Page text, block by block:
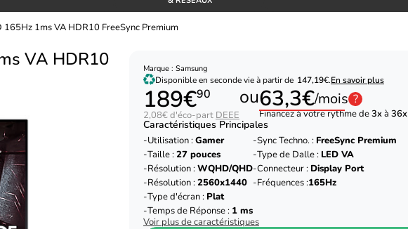
165Hz 1ms VA HDR10 FreeSync Premium
VA HDR10 Marque : Samsung
Disponible en seconde vie à partir de 147,19€.En savoir plus
189€90
2,08€ d'éco-part DEEE
ou63,3€/mois ?
Financez à votre rythme de3xà 36x
Caractéristiques Principales
Utilisation :Gamer
Taille :27 pouces
Résolution :WQHD/QHD
Résolution :2560x1440
Type d'écran : Plat
Temps de Réponse : 1 ms
Sync Techno. : FreeSync Premium
Type de Dalle : LED VA
Connecteur : Display Port
Fréquences :165Hz
Voir plus de caractéristiques